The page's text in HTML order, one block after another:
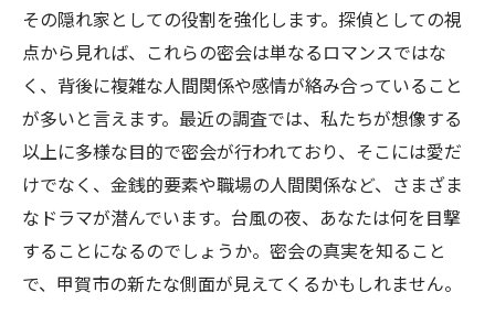
その隠れ家としての役割を強化します。探偵としての視
点から見れば、これらの密会は単なるロマンスではな
く、背後に複雑な人間関係や感情が絡み合っていること
が多いと言えます。最近の調査では、私たちが想像する
以上に多様な目的で密会が行われており、そこには愛だ
けでなく、金銭的要素や職場の人間関係など、さまざま
なドラマが潜んでいます。台風の夜、あなたは何を目撃
することになるのでしょうか。密会の真実を知ること
で、甲賀市の新たな側面が見えてくるかもしれません。